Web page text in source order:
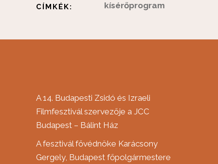
CÍMKÉK: kísérőprogram
A 14. Budapesti Zsidó és Izraeli
Filmfesztivál szervezője a JCC
Budapest – Bálint Ház
A fesztivál fővédnöke Karácsony
Gergely, Budapest főpolgármestere